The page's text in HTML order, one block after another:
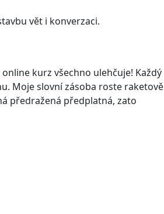
vět i konverzaci.
kurz všechno ulehčuje! Každý
Moje slovní zásoba roste raketově
předražená předplatná, zato